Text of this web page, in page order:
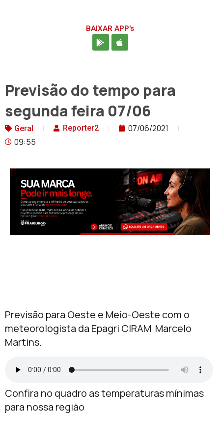
BAIXAR APP's
Previsão do tempo para
segunda feira 07/06
Geral Reporter2
07/06/2021
09:55
Previsão para Oeste e Meio-Oeste com o
meteorologista da Epagri CIRAM Marcelo
Martins.
Confira no quadro as temperaturas mínimas
para nossa região